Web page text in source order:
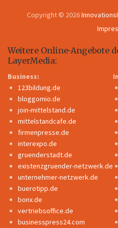
Copyright © 2026
Weitere Online-Angebote
LayerMedia:
Business:
123bildung.de
bloggomio.de
join-mittelstand.de
mittelstandcafe.de
firmenpresse.de
interexpo.de
gruenderstadt.de
existenzgruender-netzwerk.de
unternehmer-netzwerk.de
buerotipp.de
bonx.de
vertriebsoffice.de
businesspress24.com